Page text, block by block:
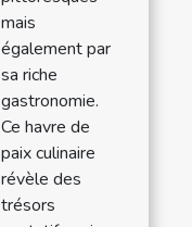
mais
également par
sa riche
gastronomie.
Ce havre de
paix culinaire
révèle des
trésors